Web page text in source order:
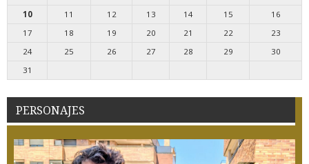
10
11 12 13 14 15
16
17
18 19 20 21 22
23
24
25 26 27 28 29
30
31
PERSONAJES